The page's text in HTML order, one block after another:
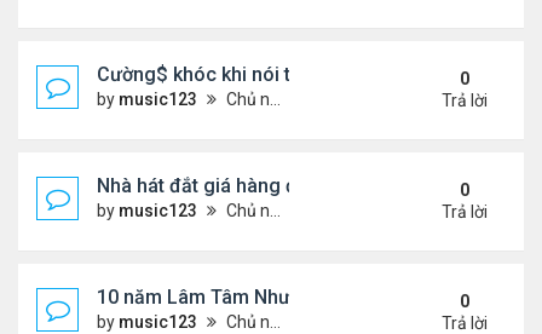
Cường$ khóc khi nói thật về hôn nhân
by music123 Chủ nhật Tháng 8 02, 2026 6:28 pm
0
Trả lời
Nhà hát đắt giá hàng đầu tg ở VN
by music123 Chủ nhật Tháng 8 02, 2026 6:20 pm
0
Trả lời
10 năm Lâm Tâm Như - Hoắc Kiến Hoa
by music123 Chủ nhật Tháng 8 02, 2026 6:11 pm
0
Trả lời